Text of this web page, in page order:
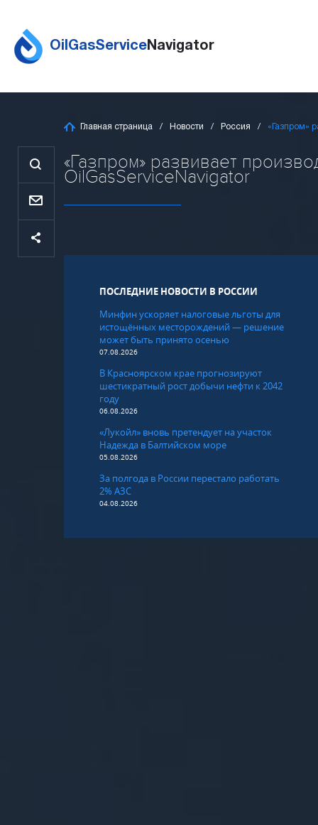
OilGasServiceNavigator
Главная страница Новости Россия «Газпром»
«Газпром» развивает
OilGasServiceNavigator
ПОСЛЕДНИЕ НОВОСТИ В РОССИИ
Минфин ускоряет налоговые льготы для
истощённых месторождений — решение
может быть принято осенью
07.08.2026
В Красноярском крае прогнозируют
шестикратный рост добычи нефти к 2042
году
06.08.2026
«Лукойл» вновь претендует на участок
Надежда в Балтийском море
05.08.2026
За полгода в России перестало работать
2% АЗС
04.08.2026